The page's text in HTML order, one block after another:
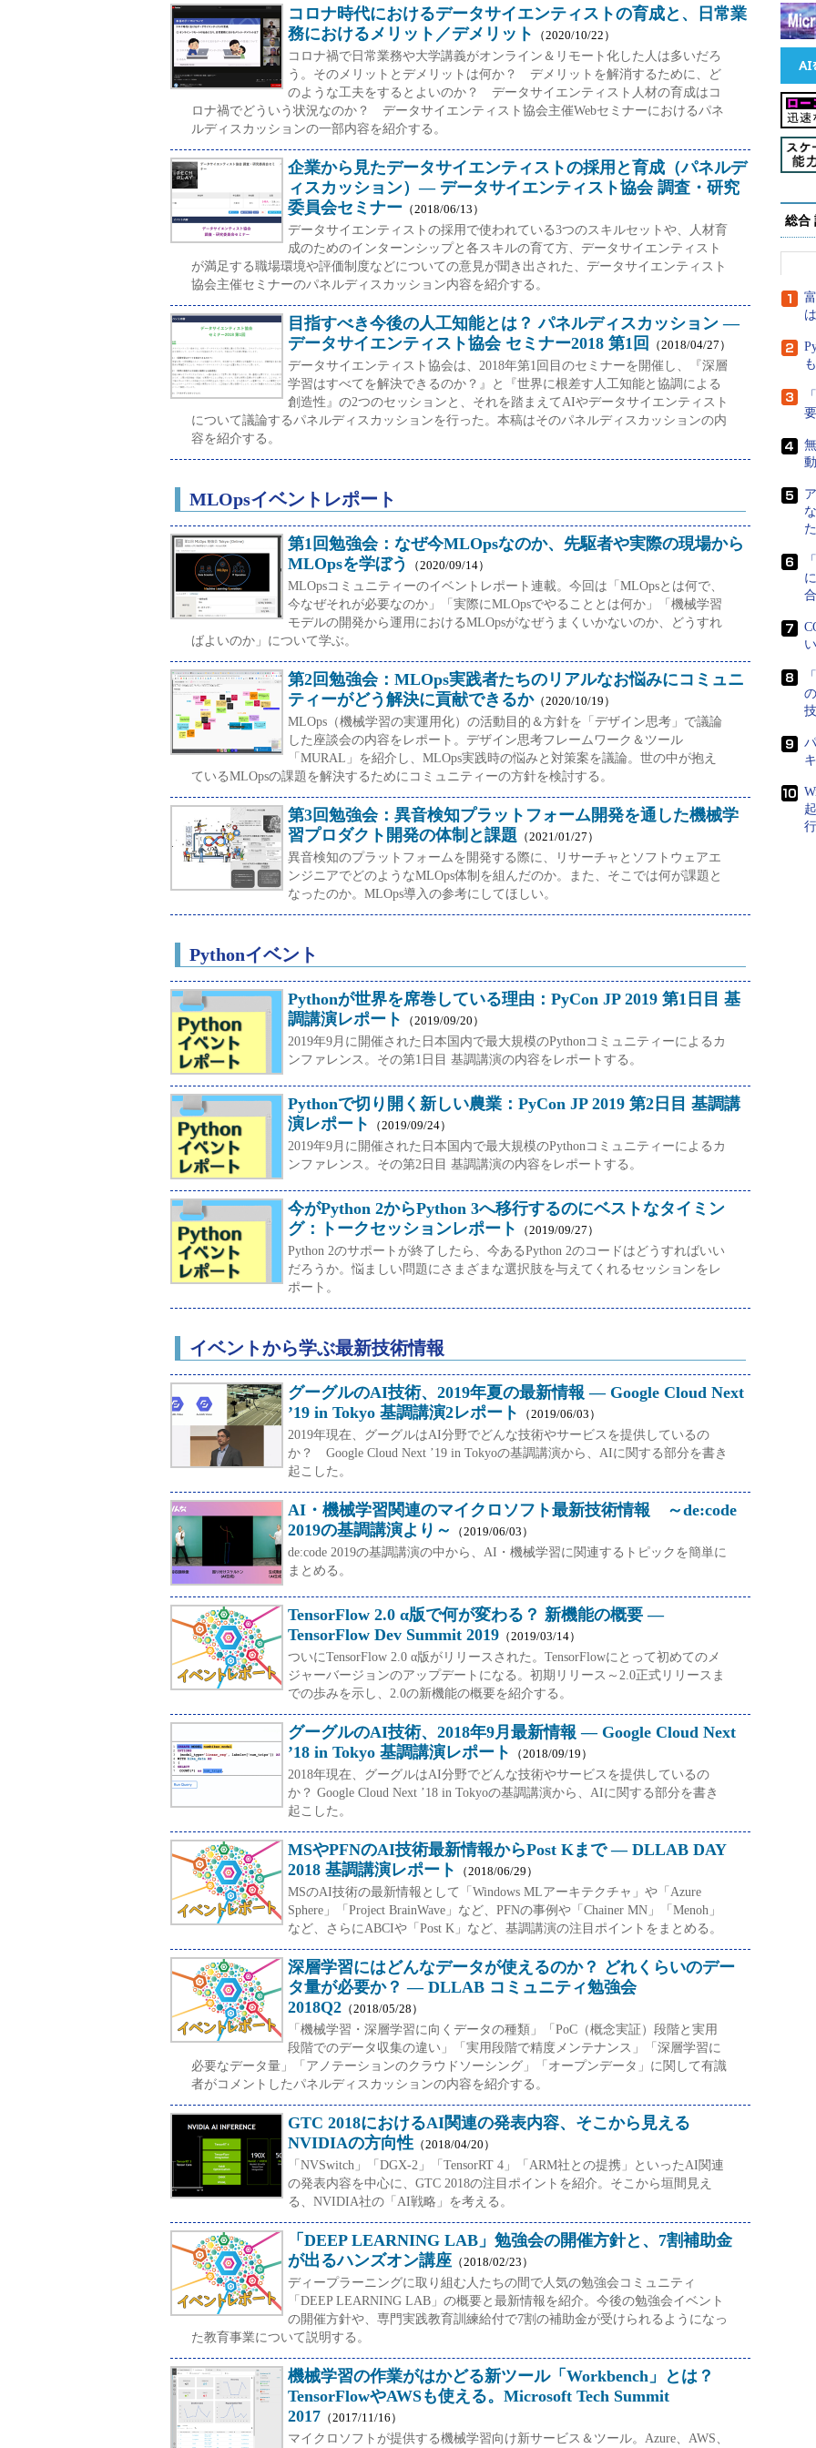
コロナ時代におけるデータサイエンティストの育成と、日常業
務におけるメリット／デメリット
（2020/10/22）
コロナ禍で日常業務や大学講義がオンライン＆リモート化した人は多いだろ
う。そのメリットとデメリットは何か？ デメリットを解消するために、ど
のような工夫をするとよいのか？ データサイエンティスト人材の育成はコ
ロナ禍でどういう状況なのか？ データサイエンティスト協会主催Webセミナーにおけるパネ
ルディスカッションの一部内容を紹介する。
企業から見たデータサイエンティストの採用と育成（パネルデ
ィスカッション）― データサイエンティスト協会 調査・研究
委員会セミナー （2018/06/13）
データサイエンティストの採用で使われている3つのスキルセットや、人材育
成のためのインターンシップと各スキルの育て方、データサイエンティスト
が満足する職場環境や評価制度などについての意見が聞き出された、データサイエンティスト
協会主催セミナーのパネルディスカッション内容を紹介する。
目指すべき今後の人工知能とは？ パネルディスカッション ―
データサイエンティスト協会 セミナー2018 第1回
（2018/04/27）
データサイエンティスト協会は、2018年第1回目のセミナーを開催し、『深層
学習はすべてを解決できるのか？』と『世界に根差す人工知能と協調による
創造性』の2つのセッションと、それを踏まえてAIやデータサイエンティスト
について議論するパネルディスカッションを行った。本稿はそのパネルディスカッションの内
容を紹介する。
MLOpsイベントレポート
第1回勉強会：なぜ今MLOpsなのか、先駆者や実際の現場から
MLOpsを学ぼう
（2020/09/14）
MLOpsコミュニティーのイベントレポート連載。今回は「MLOpsとは何で、
今なぜそれが必要なのか」「実際にMLOpsでやることとは何か」「機械学習
モデルの開発から運用におけるMLOpsがなぜうまくいかないのか、どうすれ
ばよいのか」について学ぶ。
第2回勉強会：MLOps実践者たちのリアルなお悩みにコミュニ
ティーがどう解決に貢献できるか（2020/10/19）
MLOps（機械学習の実運用化）の活動目的＆方針を「デザイン思考」で議論
した座談会の内容をレポート。デザイン思考フレームワーク＆ツール
「MURAL」を紹介し、MLOps実践時の悩みと対策案を議論。世の中が抱え
ているMLOpsの課題を解決するためにコミュニティーの方針を検討する。
第3回勉強会：異音検知プラットフォーム開発を通した機械学
習プロダクト開発の体制と課題 （2021/01/27）
異音検知のプラットフォームを開発する際に、リサーチャとソフトウェアエ
ンジニアでどのようなMLOps体制を組んだのか。また、そこでは何が課題と
なったのか。MLOps導入の参考にしてほしい。
Pythonイベント
Pythonが世界を席巻している理由：PyCon JP 2019 第1日目 基
調講演レポート
（2019/09/20）
2019年9月に開催された日本国内で最大規模のPythonコミュニティーによるカ
ンファレンス。その第1日目 基調講演の内容をレポートする。
Pythonで切り開く新しい農業：PyCon JP 2019 第2日目 基調講
演レポート
（2019/09/24）
2019年9月に開催された日本国内で最大規模のPythonコミュニティーによるカ
ンファレンス。その第2日目 基調講演の内容をレポートする。
今がPython 2からPython 3へ移行するのにベストなタイミン
グ：トークセッションレポート
（2019/09/27）
Python 2のサポートが終了したら、今あるPython 2のコードはどうすればいい
だろうか。悩ましい問題にさまざまな選択肢を与えてくれるセッションをレ
ポート。
イベントから学ぶ最新技術情報
グーグルのAI技術、2019年夏の最新情報 ― Google Cloud Next
’19 in Tokyo 基調講演2レポート
（2019/06/03）
2019年現在、グーグルはAI分野でどんな技術やサービスを提供しているの
か？ Google Cloud Next ’19 in Tokyoの基調講演から、AIに関する部分を書き
起こした。
AI・機械学習関連のマイクロソフト最新技術情報 ～de:code
2019の基調講演より～
（2019/06/03）
de:code 2019の基調講演の中から、AI・機械学習に関連するトピックを簡単に
まとめる。
TensorFlow 2.0 α版で何が変わる？ 新機能の概要 ―
TensorFlow Dev Summit 2019 （2019/03/14）
ついにTensorFlow 2.0 α版がリリースされた。TensorFlowにとって初めてのメ
ジャーバージョンのアップデートになる。初期リリース～2.0正式リリースま
での歩みを示し、2.0の新機能の概要を紹介する。
グーグルのAI技術、2018年9月最新情報 ― Google Cloud Next
’18 in Tokyo 基調講演レポート
（2018/09/19）
2018年現在、グーグルはAI分野でどんな技術やサービスを提供しているの
か？ Google Cloud Next ’18 in Tokyoの基調講演から、AIに関する部分を書き
起こした。
MSやPFNのAI技術最新情報からPost Kまで ― DLLAB DAY
2018 基調講演レポート
（2018/06/29）
MSのAI技術の最新情報として「Windows MLアーキテクチャ」や「Azure
Sphere」「Project BrainWave」など、PFNの事例や「Chainer MN」「Menoh」
など、さらにABCIや「Post K」など、基調講演の注目ポイントをまとめる。
深層学習にはどんなデータが使えるのか？ どれくらいのデー
タ量が必要か？ ― DLLAB コミュニティ勉強会
2018Q2 （2018/05/28）
「機械学習・深層学習に向くデータの種類」「PoC（概念実証）段階と実用
段階でのデータ収集の違い」「実用段階で精度メンテナンス」「深層学習に
必要なデータ量」「アノテーションのクラウドソーシング」「オープンデータ」に関して有識
者がコメントしたパネルディスカッションの内容を紹介する。
GTC 2018におけるAI関連の発表内容、そこから見える
NVIDIAの方向性 （2018/04/20）
「NVSwitch」「DGX-2」「TensorRT 4」「ARM社との提携」といったAI関連
の発表内容を中心に、GTC 2018の注目ポイントを紹介。そこから垣間見え
る、NVIDIA社の「AI戦略」を考える。
「DEEP LEARNING LAB」勉強会の開催方針と、7割補助金
が出るハンズオン講座 （2018/02/23）
ディープラーニングに取り組む人たちの間で人気の勉強会コミュニティ
「DEEP LEARNING LAB」の概要と最新情報を紹介。今後の勉強会イベント
の開催方針や、専門実践教育訓練給付で7割の補助金が受けられるようになっ
た教育事業について説明する。
機械学習の作業がはかどる新ツール「Workbench」とは？
TensorFlowやAWSも使える。Microsoft Tech Summit
2017 （2017/11/16）
マイクロソフトが提供する機械学習向け新サービス＆ツール。Azure、AWS、
総合
行